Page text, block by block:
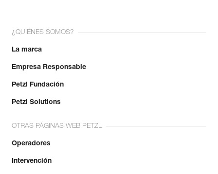
¿QUIÉNES SOMOS?
La marca
Empresa Responsable
Petzl Fundación
Petzl Solutions
OTRAS PÁGINAS WEB PETZL
Operadores
Intervención